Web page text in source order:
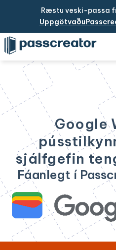
Ræstu veski-passa
Google
sjálfgefin
Fáanlegt í